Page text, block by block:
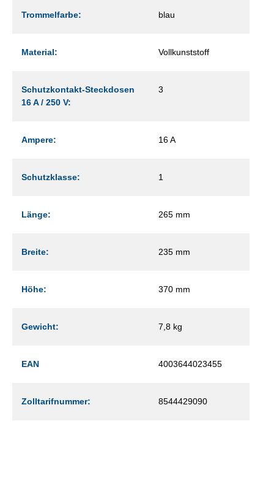
Trommelfarbe: blau
Material: Vollkunststoff
Schutzkontakt-Steckdosen
16 A / 250 V:
3
Ampere: 16 A
Schutzklasse: 1
Länge: 265 mm
Breite: 235 mm
Höhe: 370 mm
Gewicht: 7,8 kg
EAN 4003644023455
Zolltarifnummer: 8544429090